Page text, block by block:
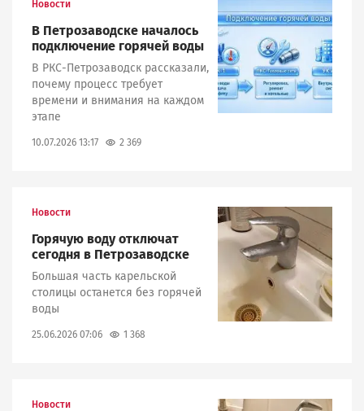
Новости
В Петрозаводске началось
подключение горячей воды
В РКС-Петрозаводск рассказали,
почему процесс требует
времени и внимания на каждом
этапе
10.07.2026 13:17 2 369
Image
Новости
Горячую воду отключат
сегодня в Петрозаводске
Большая часть карельской
столицы останется без горячей
воды
25.06.2026 07:06 1 368
Image
Новости Image